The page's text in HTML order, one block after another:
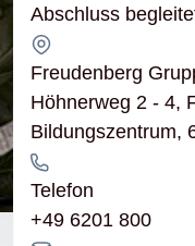
Abschluss
Freudenberg
Höhnerweg 2 - 4,
Bildungszentrum,
Telefon
+49 6201 800